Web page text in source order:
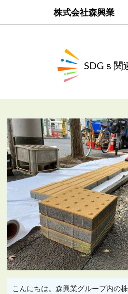
株式会社森興業
SDGｓ関
こんにちは。森興業グループ内の